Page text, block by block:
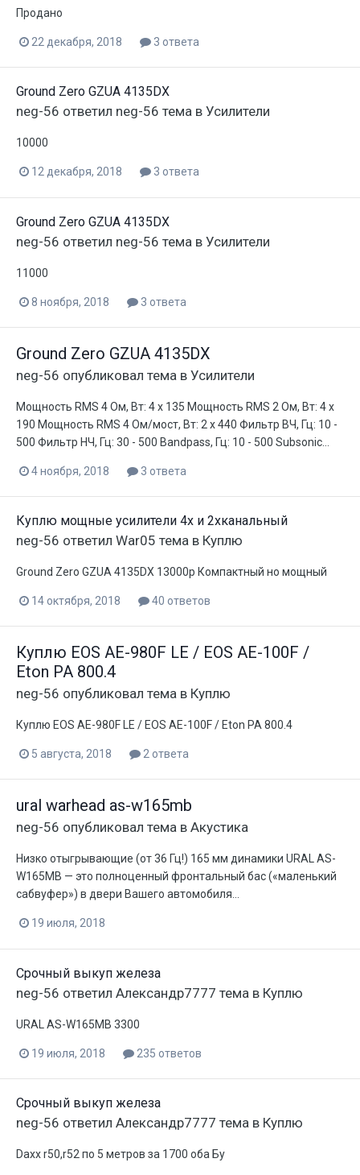
Продано
22 декабря, 2018 3 ответа
Ground Zero GZUA 4135DX
neg-56 ответил neg-56 тема в Усилители
10000
12 декабря, 2018 3 ответа
Ground Zero GZUA 4135DX
neg-56 ответил neg-56 тема в Усилители
11000
8 ноября, 2018 3 ответа
Ground Zero GZUA 4135DX
neg-56 опубликовал тема в Усилители
Мощность RMS 4 Ом, Вт: 4 x 135 Мощность RMS 2 Ом, Вт: 4 x
190 Мощность RMS 4 Ом/мост, Вт: 2 x 440 Фильтр ВЧ, Гц: 10 -
500 Фильтр НЧ, Гц: 30 - 500 Bandpass, Гц: 10 - 500 Subsonic...
4 ноября, 2018 3 ответа
Куплю мощные усилители 4х и 2хканальный
neg-56 ответил War05 тема в Куплю
Ground Zero GZUA 4135DX 13000р Компактный но мощный
14 октября, 2018 40 ответов
Куплю EOS AE-980F LE / EOS АЕ-100F /
Eton PA 800.4
neg-56 опубликовал тема в Куплю
Куплю EOS AE-980F LE / EOS АЕ-100F / Eton PA 800.4
5 августа, 2018 2 ответа
ural warhead as-w165mb
neg-56 опубликовал тема в Акустика
Низко отыгрывающие (от 36 Гц!) 165 мм динамики URAL AS-
W165MB — это полноценный фронтальный бас («маленький
сабвуфер») в двери Вашего автомобиля...
19 июля, 2018
Срочный выкуп железа
neg-56 ответил Александр7777 тема в Куплю
URAL AS-W165MB 3300
19 июля, 2018 235 ответов
Срочный выкуп железа
neg-56 ответил Александр7777 тема в Куплю
Daxx r50,r52 по 5 метров за 1700 оба Бу